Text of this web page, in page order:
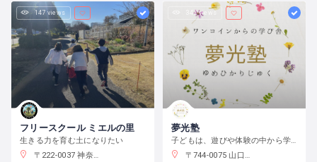
147 views
フリースクール ミエルの里
生きる力を育む土になりたい
〒222-0037 神奈川県横浜市港北区大倉山４丁目３６−２６
347 views
夢光塾
〒744-0075 山口県下松市瑞穂町４丁目３−１２